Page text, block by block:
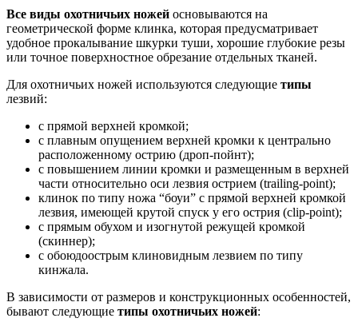
Все виды охотничьих ножей основываются на
геометрической форме клинка, которая предусматривает
удобное прокалывание шкурки туши, хорошие глубокие резы
или точное поверхностное обрезание отдельных тканей.
Для охотничьих ножей используются следующие типы
лезвий:
с прямой верхней кромкой;
с плавным опущением верхней кромки к центрально
расположенному острию (дроп-пойнт);
с повышением линии кромки и размещенным в верхней
части относительно оси лезвия острием (trailing-point);
клинок по типу ножа “боуи” с прямой верхней кромкой
лезвия, имеющей крутой спуск у его острия (clip-point);
с прямым обухом и изогнутой режущей кромкой
(скиннер);
с обоюдоострым клиновидным лезвием по типу
кинжала.
В зависимости от размеров и конструкционных особенностей,
бывают следующие типы охотничьих ножей: